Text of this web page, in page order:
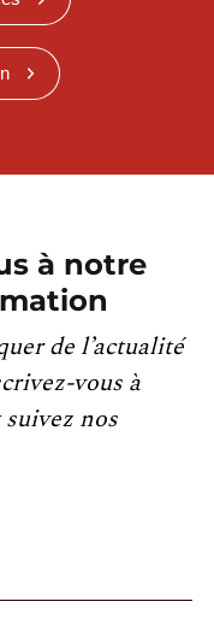
à notre
de l’actualité
vous à
nos